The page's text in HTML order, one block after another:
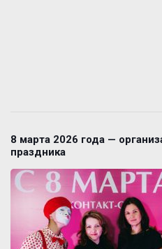
8 марта 2026 года —
праздника